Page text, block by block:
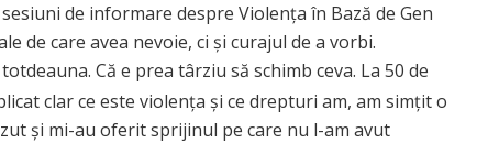
de informare despre Violența în Bază de Gen
de care avea nevoie, ci și curajul de a vorbi.
Că e prea târziu să schimb ceva. La 50 de
clar ce este violența și ce drepturi am, am simțit o
și mi-au oferit sprijinul pe care nu l-am avut